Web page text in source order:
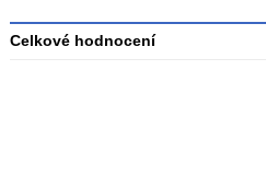
Celkové hodnocení